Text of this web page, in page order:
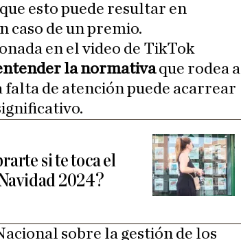
esto puede resultar en
caso de un premio.
en el video de TikTok
la normativaque rodea a
de atención puede acarrear
si te toca el
2024?
sobre la gestión de los